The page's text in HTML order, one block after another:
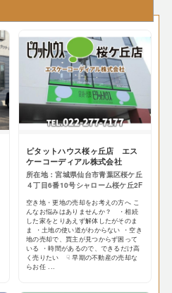
ピタットハウス桜ヶ丘店 エス
ケーコーディアル株式会社
所在地：宮城県仙台市青葉区桜ケ丘
４丁目6番10号シャローム桜ケ丘2F
空き地・更地の売却をお考えの方へ こ
んなお悩みはありませんか？ ・相続
した家をとりあえず解体したがそのま
ま ・土地の使い道がわからない ・空き
地の売却で、買主が見つからず困って
いる ・時間があるので、できるだけ高
く売りたい ☟ 早期の不動産の売却な
らお任 ...